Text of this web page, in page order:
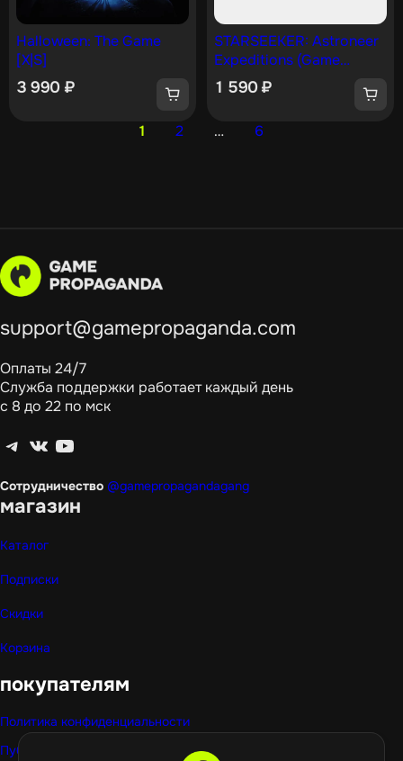
Halloween: The Game
[X|S]
3 990 ₽
STARSEEKER: Astroneer
Expeditions (Game
Preview) [X|S]
1 590₽
1 2 … 6
support@gamepropaganda.com
Оплаты 24/7
Служба поддержки работает каждый день
с 8 до 22 по мск
Telegram ВКонтакте YouTube
Сотрудничество @gamepropagandagang
магазин
Каталог
Подписки
Скидки
Корзина
покупателям
Политика конфиденциальности
Публичная оферта